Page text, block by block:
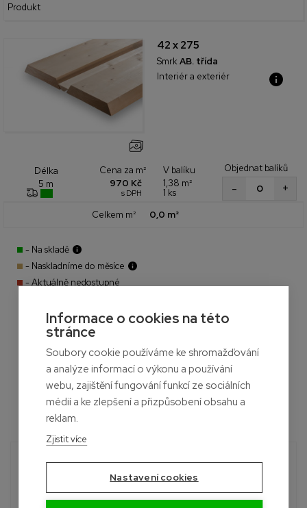
Potřebujete poradit?
+420 601 390 004
Produkt
42 x 275
SmrkAB. třída
Interiér a exteriér
Délka
5 m
Cena za m²
970 Kč
s DPH
V balíku
1,38 m²
1 ks
Objednat balíků
+
-
Celkem m² 0,0 m²
- Na skladě
- Naskladníme do měsíce
- Aktuálně nedostupné
Informace o cookies na této
stránce
Soubory cookie používáme ke shromažďování
a analýze informací o výkonu a používání
webu, zajištění fungování funkcí ze sociálních
médií a ke zlepšení a přizpůsobení obsahu a
reklam.
Zjistit více
Nastavení cookies